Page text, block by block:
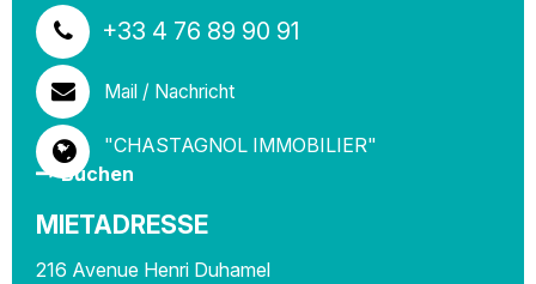
+33 4 76 89 90 91
Mail / Nachricht
"CHASTAGNOL IMMOBILIER"
Buchen
MIETADRESSE
216 Avenue Henri Duhamel